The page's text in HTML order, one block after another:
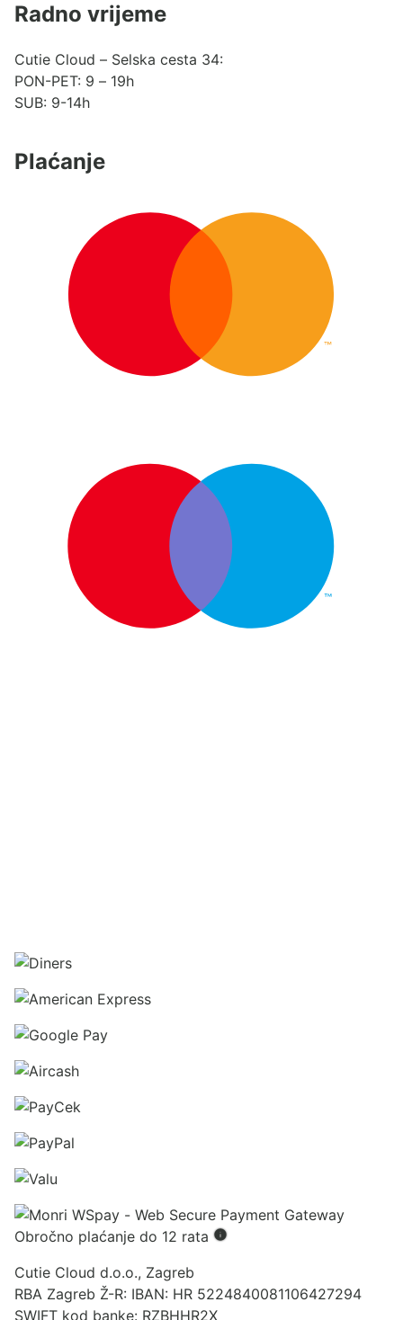
Radno vrijeme
Cutie Cloud – Selska cesta 34:
PON-PET: 9 – 19h
SUB: 9-14h
Plaćanje
Obročno plaćanje do 12 rata
Cutie Cloud d.o.o., Zagreb
RBA Zagreb Ž-R: IBAN: HR 5224840081106427294
SWIFT kod banke: RZBHHR2X